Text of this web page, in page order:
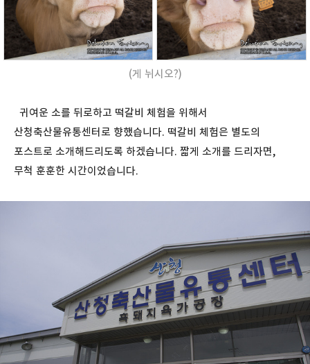
(게 뉘시오?)
귀여운 소를 뒤로하고 떡갈비 체험을 위해서
산청축산물유통센터로 향했습니다. 떡갈비 체험은 별도의
포스트로 소개해드리도록 하겠습니다. 짧게 소개를 드리자면,
무척 훈훈한 시간이었습니다.